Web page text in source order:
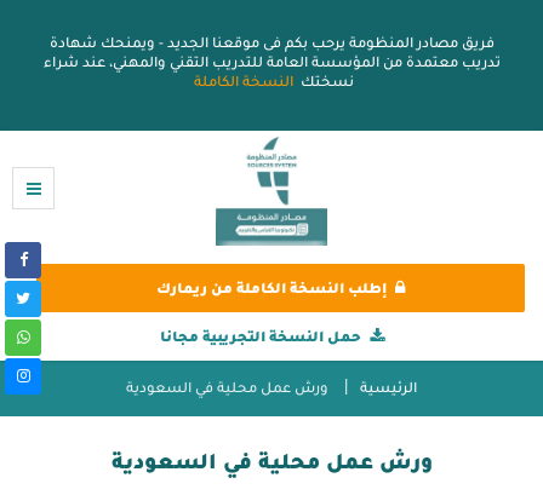
فريق مصادر المنظومة يرحب بكم فى موقعنا الجديد - ويمنحك شهادة
تدريب معتمدة من المؤسسة العامة للتدريب التقني والمهني، عند شراء
نسختكالنسخة الكاملة
إطلب النسخة الكاملة من ريمارك
حمل النسخة التجريبية مجانا
الرئيسية ورش عمل محلية في السعودية
ورش عمل محلية في السعودية